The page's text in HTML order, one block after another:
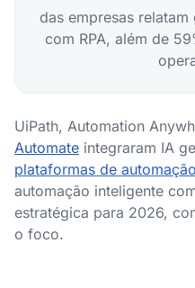
das empresas
com RPA, além de
UiPath, Automation
Automate integraram IA
plataformas de automação
automação inteligente
estratégica para 2026,
o foco.